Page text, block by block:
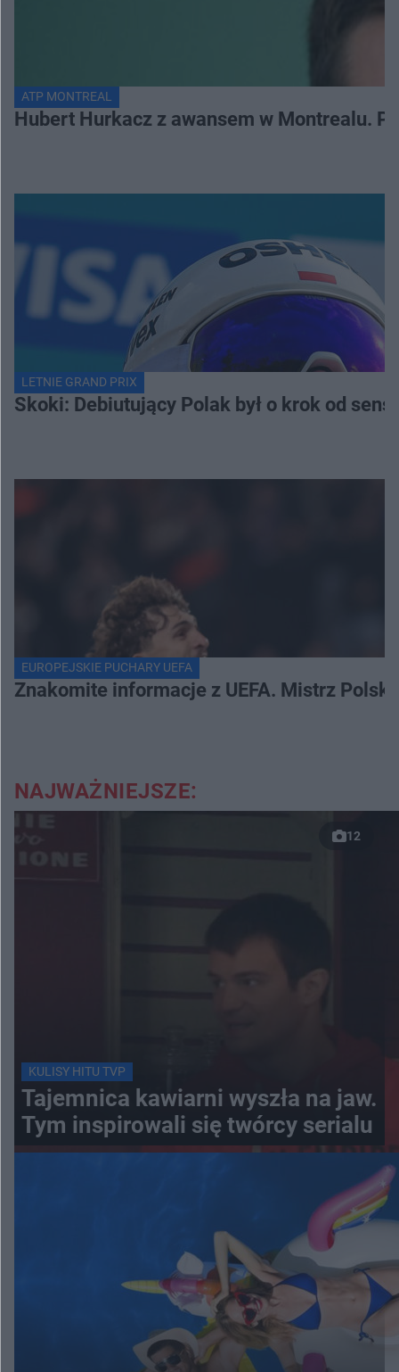
ATP MONTREAL
Hubert Hurkacz z awansem w Montrealu.
LETNIE GRAND PRIX
Skoki: Debiutujący Polak był o krok od
EUROPEJSKIE PUCHARY UEFA
Znakomite informacje z UEFA. Mistrz
NAJWAŻNIEJSZE:
12
KULISY HITU TVP
Tajemnica kawiarni wyszła na jaw.
Tym inspirowali się twórcy serialu